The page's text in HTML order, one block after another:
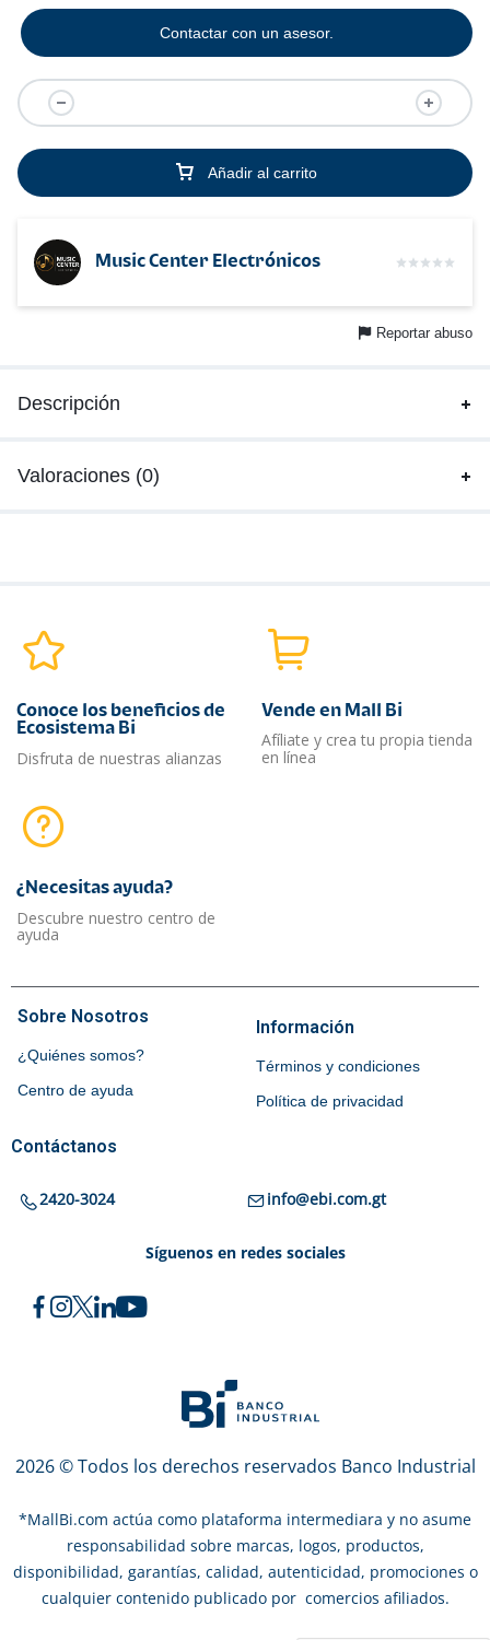
Añadir al carrito
Contactar con un asesor.
Music Center Electrónicos
Reportar abuso
Descripción
Valoraciones (0)
Conoce los beneficios de
Ecosistema Bi
Disfruta de nuestras alianzas
Vende en Mall Bi
Afíliate y crea tu propia tienda
en línea
¿Necesitas ayuda?​
Descubre nuestro centro de
ayuda
Sobre Nosotros
¿Quiénes somos?
Centro de ayuda
Información
Términos y condiciones
Política de privacidad
Contáctanos
2420-3024 info@ebi.com.gt
Síguenos en redes sociales
2026 © Todos los derechos reservados Banco Industrial
*MallBi.com actúa como plataforma intermediara y no asume
responsabilidad sobre marcas, logos, productos,
disponibilidad, garantías, calidad, autenticidad, promociones o
cualquier contenido publicado por comercios afiliados.